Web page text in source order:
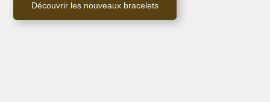
Découvrir les nouveaux bracelets